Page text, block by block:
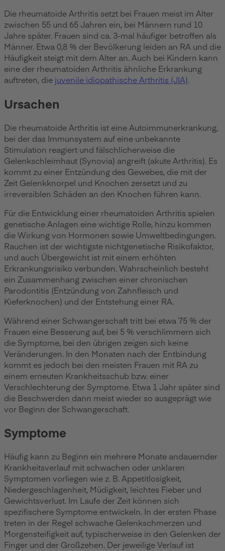
Die rheumatoide Arthritis setzt bei Frauen meist im Alter
zwischen 55 und 65 Jahren ein, bei Männern rund 10
Jahre später. Frauen sind ca. 3-mal häufiger betroffen als
Männer. Etwa 0,8 % der Bevölkerung leiden an RA und die
Häufigkeit steigt mit dem Alter an. Auch bei Kindern kann
eine der rheumatoiden Arthritis ähnliche Erkrankung
auftreten, die juvenile idiopathische Arthritis (JIA).
Ursachen
Die rheumatoide Arthritis ist eine Autoimmunerkrankung,
bei der das Immunsystem auf eine unbekannte
Stimulation reagiert und fälschlicherweise die
Gelenkschleimhaut (Synovia) angreift (akute Arthritis). Es
kommt zu einer Entzündung des Gewebes, die mit der
Zeit Gelenkknorpel und Knochen zersetzt und zu
irreversiblen Schäden an den Knochen führen kann.
Für die Entwicklung einer rheumatoiden Arthritis spielen
genetische Anlagen eine wichtige Rolle, hinzu kommen
die Wirkung von Hormonen sowie Umweltbedingungen.
Rauchen ist der wichtigste nichtgenetische Risikofaktor,
und auch Übergewicht ist mit einem erhöhten
Erkrankungsrisiko verbunden. Wahrscheinlich besteht
ein Zusammenhang zwischen einer chronischen
Parodontitis (Entzündung von Zahnfleisch und
Kieferknochen) und der Entstehung einer RA.
Während einer Schwangerschaft tritt bei etwa 75 % der
Frauen eine Besserung auf, bei 5 % verschlimmern sich
die Symptome, bei den übrigen zeigen sich keine
Veränderungen. In den Monaten nach der Entbindung
kommt es jedoch bei den meisten Frauen mit RA zu
einem erneuten Krankheitsschub bzw. einer
Verschlechterung der Symptome. Etwa 1 Jahr später sind
die Beschwerden dann meist wieder so ausgeprägt wie
vor Beginn der Schwangerschaft.
Symptome
Häufig kann zu Beginn ein mehrere Monate andauernder
Krankheitsverlauf mit schwachen oder unklaren
Symptomen vorliegen wie z. B. Appetitlosigkeit,
Niedergeschlagenheit, Müdigkeit, leichtes Fieber und
Gewichtsverlust. Im Laufe der Zeit können sich
spezifischere Symptome entwickeln. In der ersten Phase
treten in der Regel schwache Gelenkschmerzen und
Morgensteifigkeit auf, typischerweise in den Gelenken der
Finger und der Großzehen. Der jeweilige Verlauf ist